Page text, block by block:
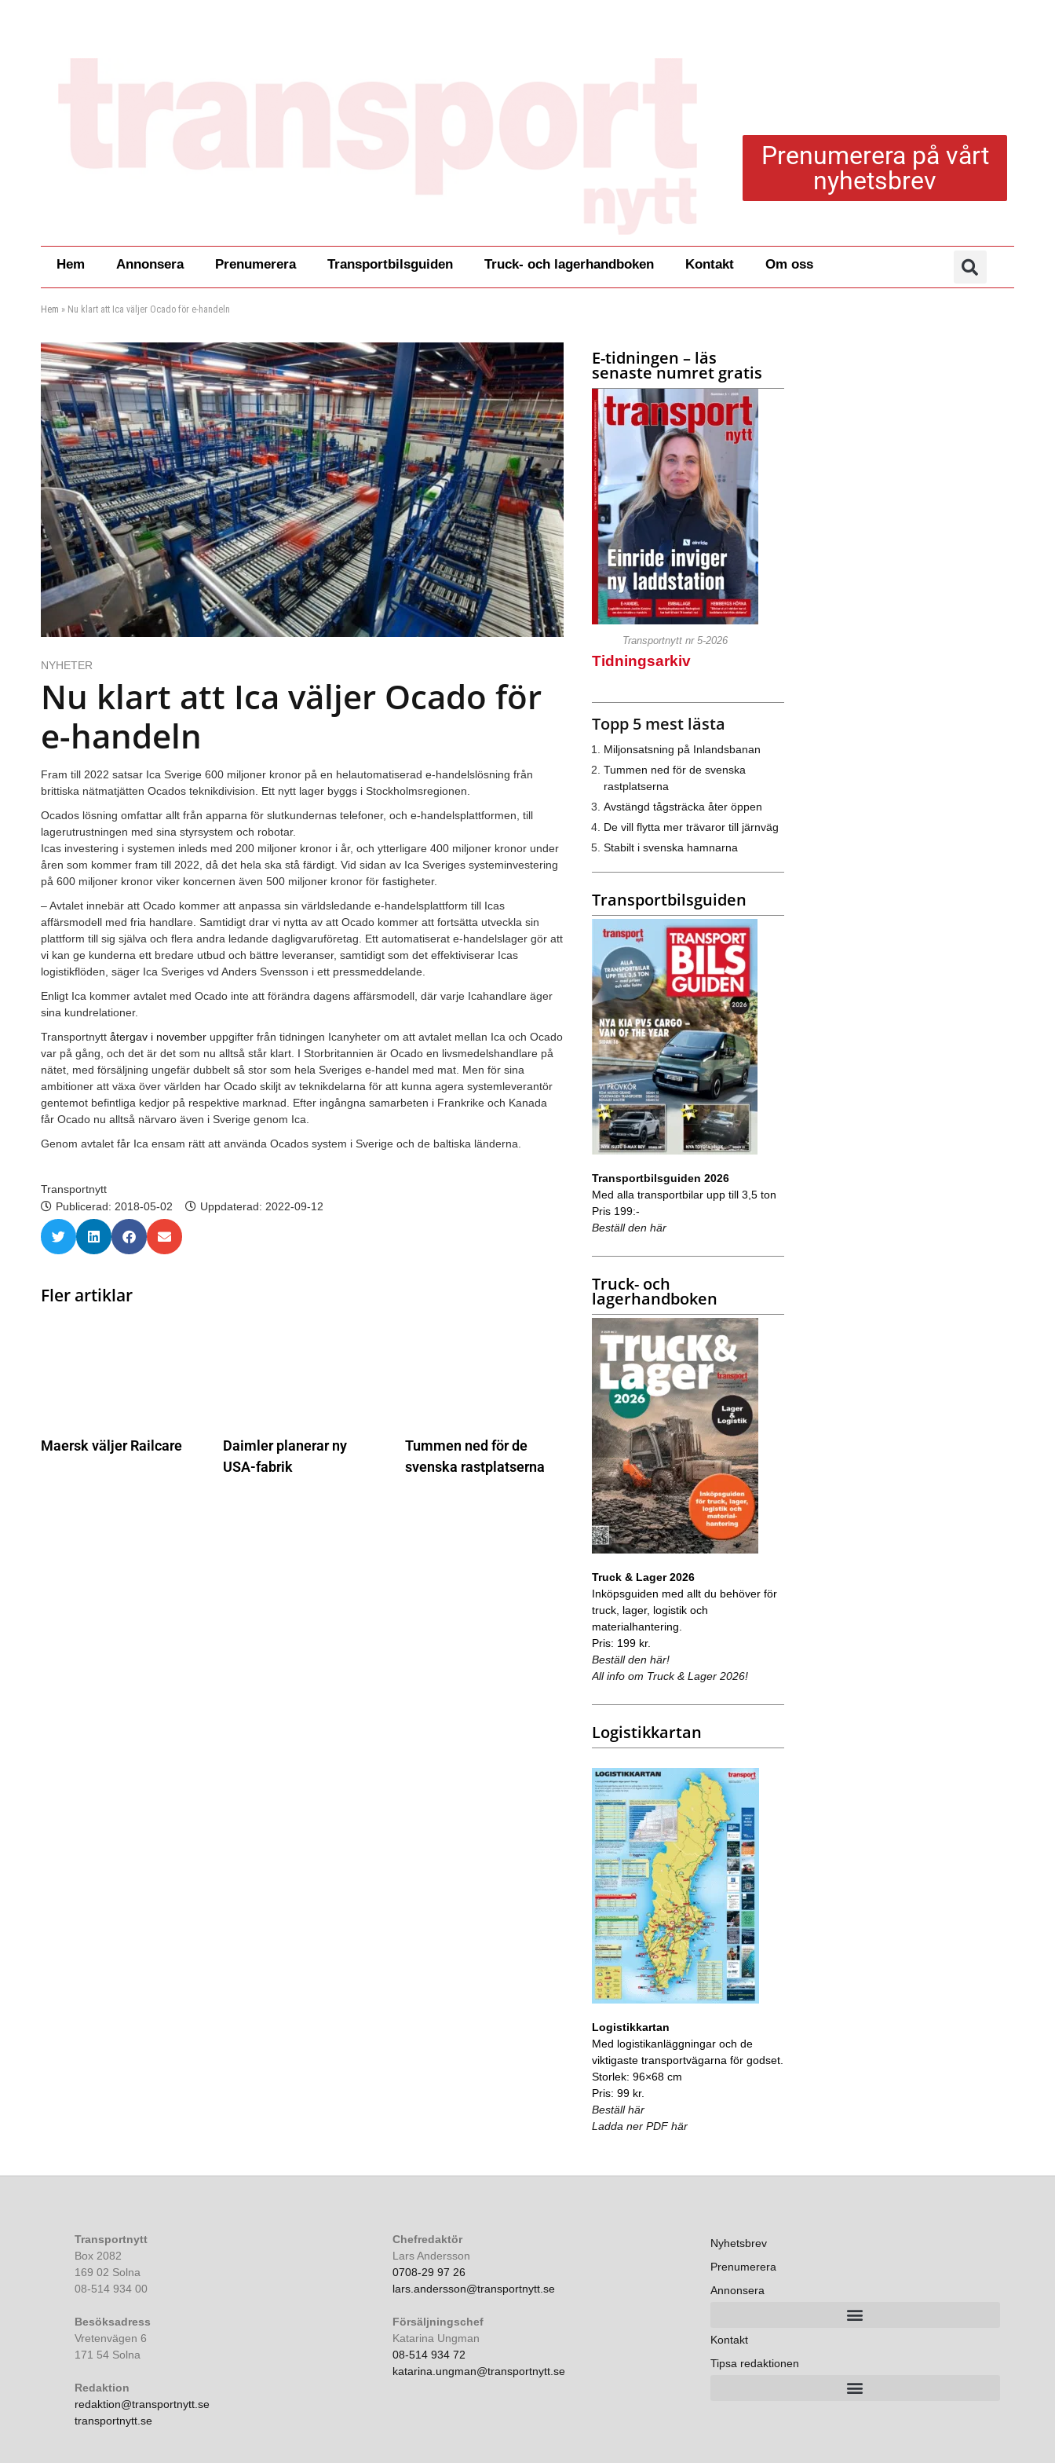
Prenumerera på vårt
nyhetsbrev
Hem Annonsera Prenumerera Transportbilsguiden Truck- och lagerhandboken Kontakt Om oss
Hem » Nu klart att Ica väljer Ocado för e-handeln
NYHETER
Nu klart att Ica väljer Ocado för
e-handeln
Fram till 2022 satsar Ica Sverige 600 miljoner kronor på en helautomatiserad e-handelslösning från
brittiska nätmatjätten Ocados teknikdivision. Ett nytt lager byggs i Stockholmsregionen.
Ocados lösning omfattar allt från apparna för slutkundernas telefoner, och e-handelsplattformen, till
lagerutrustningen med sina styrsystem och robotar.
Icas investering i systemen inleds med 200 miljoner kronor i år, och ytterligare 400 miljoner kronor under
åren som kommer fram till 2022, då det hela ska stå färdigt. Vid sidan av Ica Sveriges systeminvestering
på 600 miljoner kronor viker koncernen även 500 miljoner kronor för fastigheter.
– Avtalet innebär att Ocado kommer att anpassa sin världsledande e-handelsplattform till Icas
affärsmodell med fria handlare. Samtidigt drar vi nytta av att Ocado kommer att fortsätta utveckla sin
plattform till sig själva och flera andra ledande dagligvaruföretag. Ett automatiserat e-handelslager gör att
vi kan ge kunderna ett bredare utbud och bättre leveranser, samtidigt som det effektiviserar Icas
logistikflöden, säger Ica Sveriges vd Anders Svensson i ett pressmeddelande.
Enligt Ica kommer avtalet med Ocado inte att förändra dagens affärsmodell, där varje Icahandlare äger
sina kundrelationer.
Transportnytt återgav i november uppgifter från tidningen Icanyheter om att avtalet mellan Ica och Ocado
var på gång, och det är det som nu alltså står klart. I Storbritannien är Ocado en livsmedelshandlare på
nätet, med försäljning ungefär dubbelt så stor som hela Sveriges e-handel med mat. Men för sina
ambitioner att växa över världen har Ocado skiljt av teknikdelarna för att kunna agera systemleverantör
gentemot befintliga kedjor på respektive marknad. Efter ingångna samarbeten i Frankrike och Kanada
får Ocado nu alltså närvaro även i Sverige genom Ica.
Genom avtalet får Ica ensam rätt att använda Ocados system i Sverige och de baltiska länderna.
Transportnytt
Publicerad: 2018-05-02 Uppdaterad: 2022-09-12
Fler artiklar
Maersk väljer Railcare
Daimler planerar ny
USA-fabrik
Tummen ned för de
svenska rastplatserna
E-tidningen – läs
senaste numret gratis
Transportnytt nr 5-2026
Tidningsarkiv
Topp 5 mest lästa
Miljonsatsning på Inlandsbanan
Tummen ned för de svenska
rastplatserna
Avstängd tågsträcka åter öppen
De vill flytta mer trävaror till järnväg
Stabilt i svenska hamnarna
Transportbilsguiden
Transportbilsguiden 2026
Med alla transportbilar upp till 3,5 ton
Pris 199:-
Beställ den här
Truck- och
lagerhandboken
Truck & Lager 2026
Inköpsguiden med allt du behöver för
truck, lager, logistik och
materialhantering.
Pris: 199 kr.
Beställ den här!
All info om Truck & Lager 2026!
Logistikkartan
Logistikkartan
Med logistikanläggningar och de
viktigaste transportvägarna för godset.
Storlek: 96×68 cm
Pris: 99 kr.
Beställ här
Ladda ner PDF här
Transportnytt
Box 2082
169 02 Solna
08-514 934 00
Besöksadress
Vretenvägen 6
171 54 Solna
Redaktion
redaktion@transportnytt.se
transportnytt.se
Chefredaktör
Lars Andersson
0708-29 97 26
lars.andersson@transportnytt.se
Försäljningschef
Katarina Ungman
08-514 934 72
katarina.ungman@transportnytt.se
Nyhetsbrev
Prenumerera
Annonsera
Kontakt
Tipsa redaktionen